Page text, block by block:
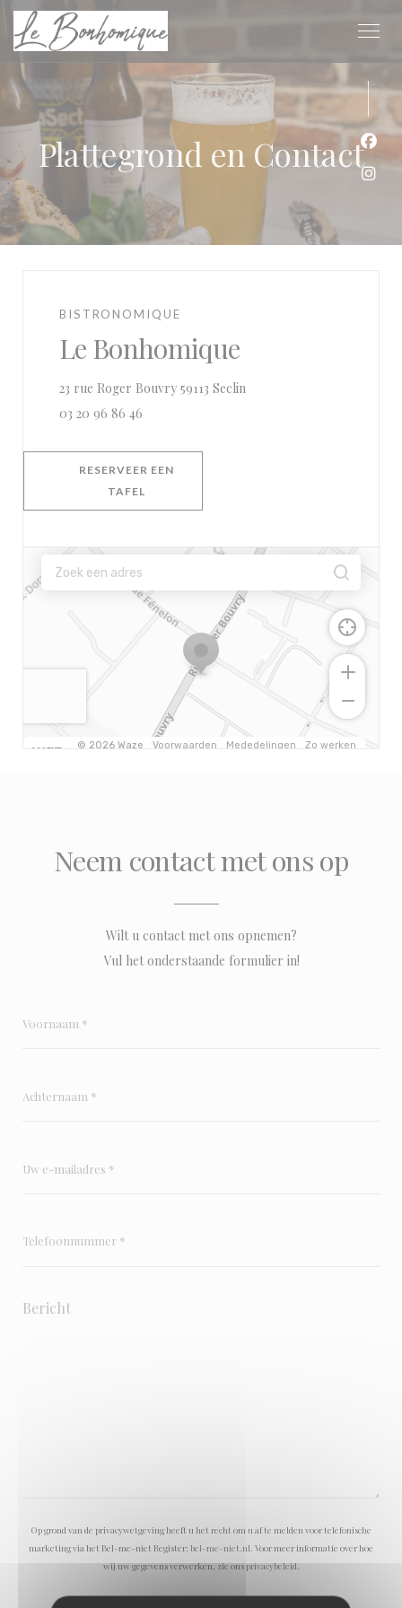
Cookies beheer paneel
Plattegrond en Contact
BISTRONOMIQUE
Le Bonhomique
23 rue Roger Bouvry 59113 Seclin
03 20 96 86 46
RESERVEER EEN
TAFEL
Neem contact met ons op
Wilt u contact met ons opnemen?
Vul het onderstaande formulier in!
Op grond van de privacywetgeving heeft u het recht om u af te melden voor telefonische
marketing via het Bel-me-niet Register: bel-me-niet.nl . Voor meer informatie over hoe
wij uw gegevens verwerken, zie onsprivacybeleid.